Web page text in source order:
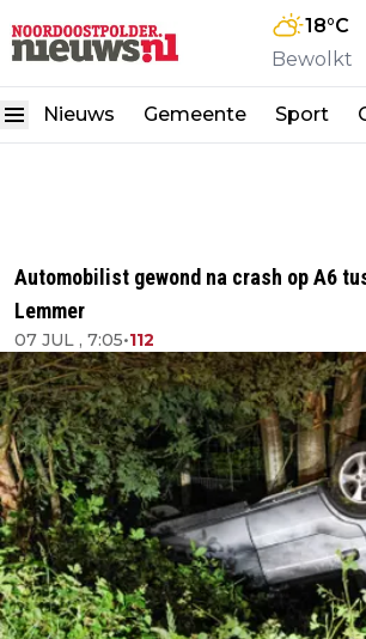
18°C
Bewolkt
Nieuws Gemeente Sport
Automobilist gewond na crash op A6
Lemmer
07 JUL , 7:05•112